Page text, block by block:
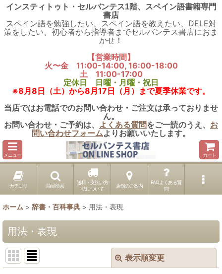
インスティトゥト・セルバンテス1階、スペイン語書籍専門
書店
スペイン語を勉強したい、スペイン語を教えたい、DELE対
策をしたい、初心者から指導者までセルバンテス書店におま
かせ！
【営業時間】
火〜金 11:00-14:00, 16:00-18:00
土 11:00-17:00
定休日 日曜・月曜・祝日
※8月8日（土）から8月17日（月）まで夏季休業です。
当店ではお電話でのお問い合わせ・ご注文は承っておりませ
ん。
お問い合わせ・ご予約は、 よくある質問をご一読のうえ、 お
問い合わせフォームよりお願いいたします。
メニュー カート
カテゴリ 商品検索
送料・支払い方
法について
店舗のご案内
FAQよくある質
問
ホーム > 辞書・百科事典 > 用法・表現
用法・表現
表示順変更